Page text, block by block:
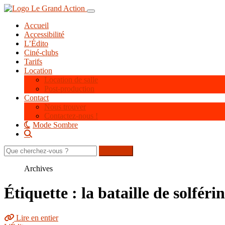
Aller
contenu
principal
Toggle navigation
Accueil
Accessibilité
L’Édito
Ciné-clubs
Tarifs
Location
Location de salle
Post-production
Contact
Nous trouver
Contactez-nous !
Mode Sombre
Rechercher
sur
Archives
Étiquette : la bataille de
Lire en entier